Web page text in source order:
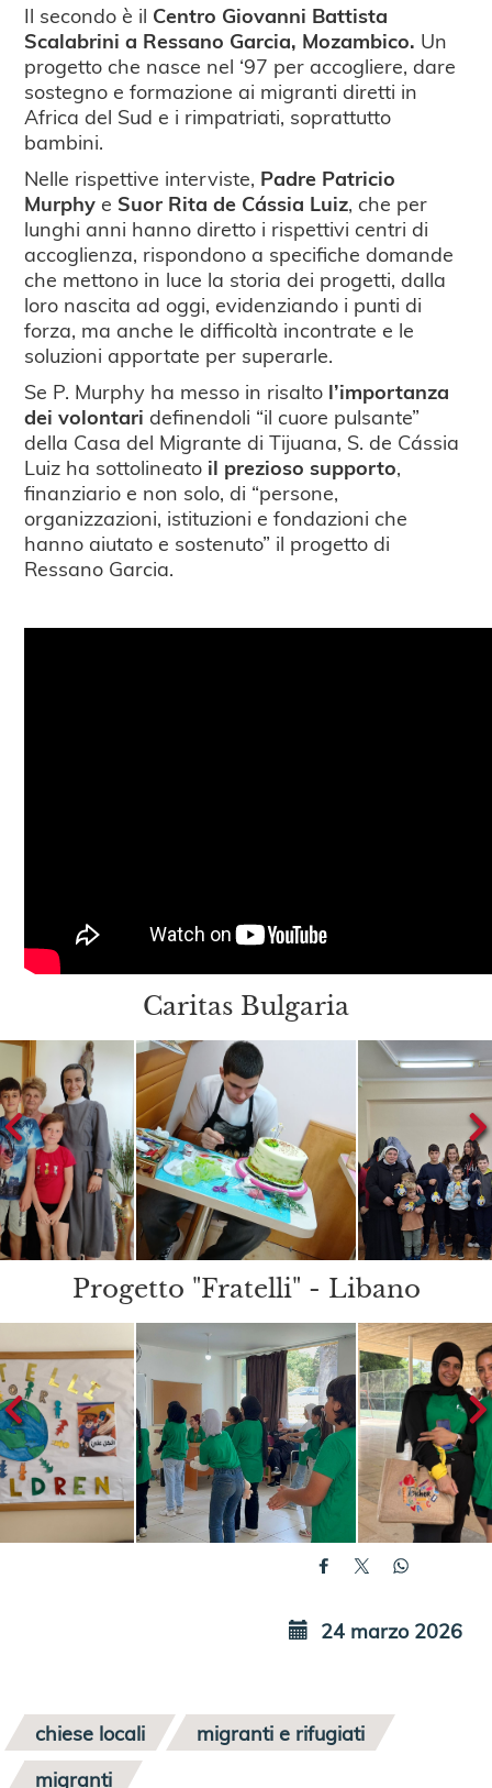
Il secondo è il Centro Giovanni Battista
Scalabrini a Ressano Garcia, Mozambico. Un
progetto che nasce nel ‘97 per accogliere, dare
sostegno e formazione ai migranti diretti in
Africa del Sud e i rimpatriati, soprattutto
bambini.
Nelle rispettive interviste, Padre Patricio
Murphye Suor Rita de Cássia Luiz, che per
lunghi anni hanno diretto i rispettivi centri di
accoglienza, rispondono a specifiche domande
che mettono in luce la storia dei progetti, dalla
loro nascita ad oggi, evidenziando i punti di
forza, ma anche le difficoltà incontrate e le
soluzioni apportate per superarle.
Se P. Murphy ha messo in risalto l’importanza
dei volontari definendoli “il cuore pulsante”
della Casa del Migrante di Tijuana, S. de Cássia
Luiz ha sottolineato il prezioso supporto,
finanziario e non solo, di “persone,
organizzazioni, istituzioni e fondazioni che
hanno aiutato e sostenuto” il progetto di
Ressano Garcia.
Caritas Bulgaria
Progetto "Fratelli" - Libano
24 marzo 2026
chiese locali
migranti e rifugiati
migranti